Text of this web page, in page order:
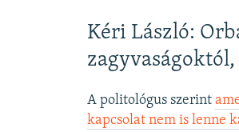
Kéri László:
A politológus szerint
kapcsolat nem is lenne